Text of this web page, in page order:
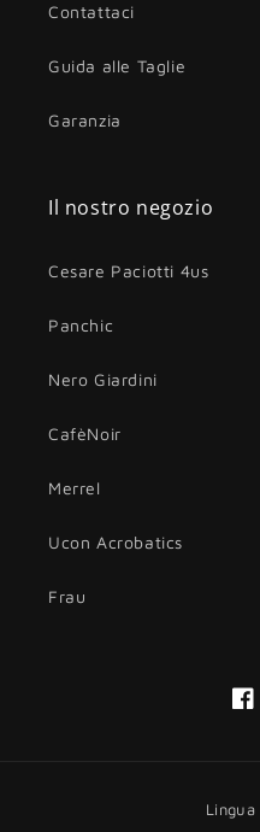
Contattaci
Guida alle Taglie
Garanzia
Il nostro negozio
Cesare Paciotti 4us
Panchic
Nero Giardini
CafèNoir
Merrel
Ucon Acrobatics
Frau
Lingua